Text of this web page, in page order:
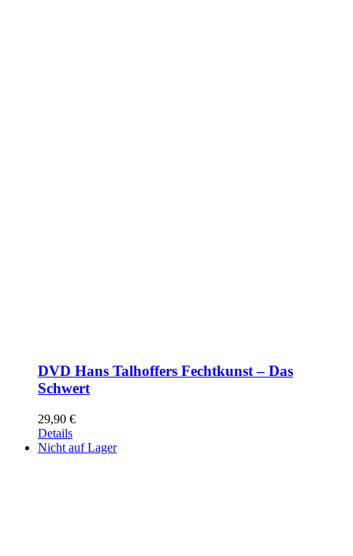
DVD Hans Talhoffers Fechtkunst – Das
Schwert
29,90 €
Details
Nicht auf Lager